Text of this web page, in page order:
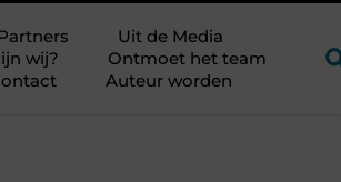
Uit de Media
wij?
Ontmoet het team
Auteur worden